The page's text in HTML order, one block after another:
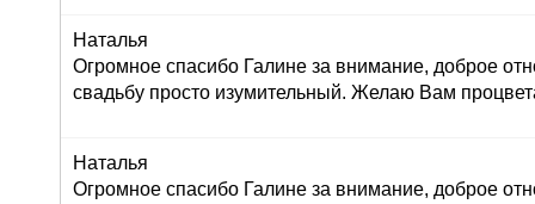
Наталья
Огромное спасибо Галине за внимание, доброе
свадьбу просто изумительный. Желаю Вам
Наталья
Огромное спасибо Галине за внимание, доброе